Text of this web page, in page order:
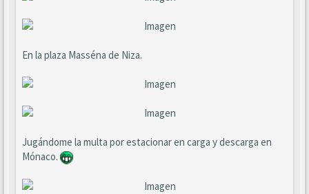
En la plaza Masséna de Niza.
Jugándome la multa por estacionar en carga y descarga en
Mónaco.